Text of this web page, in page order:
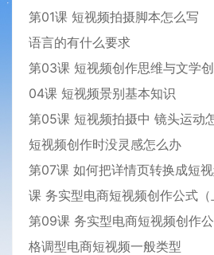
第01课 短视频拍摄脚本怎么写
语言的有什么要求
第03课 短视频创作思维与文学
04课 短视频景别基本知识
第05课 短视频拍摄中 镜头运
短视频创作时没灵感怎么办
第07课 如何把详情页转换成短
课 务实型电商短视频创作公式（
第09课 务实型电商短视频创作
格调型电商短视频一般类型